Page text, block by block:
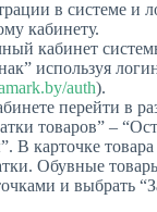
в системе и
кабинету.
кабинет
используя
auth).
перейти в
товаров” –
В карточке товара
Обувные
и выбрать